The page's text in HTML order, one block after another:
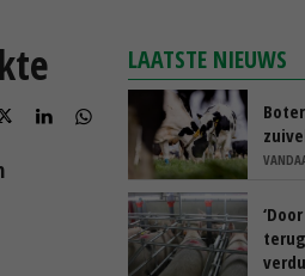
LAATSTE NIEUWS